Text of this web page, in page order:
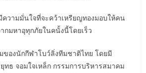
วามมั่นใจที่จะคว้าเหรียญทองมอบให้คน
มหาอุทุกภัยในคนั้งนี้โดยเร็ว
ของนักกีฬาโบว์ลิ่งทีมชาติไทย โดยมี
ธ จอมใจเหล็ก กรรมการบริหารสมาคม